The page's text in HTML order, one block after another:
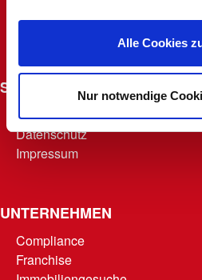
Alle Cookies
Nur notwendige
Macherfamilie
SONSTIGES
AGB
Datenschutz
Impressum
UNTERNEHMEN
Compliance
Franchise